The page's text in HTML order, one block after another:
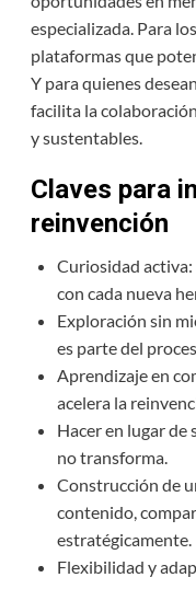
especializada. Para
plataformas que
Y para quienes
facilita la
y sustentables.
Claves para
reinvención
Curiosidad activa:
con cada nueva
Exploración sin
es parte del
Aprendizaje en
acelera la
Hacer en lugar de
no transforma.
Construcción de
contenido,
estratégicamente.
Flexibilidad y